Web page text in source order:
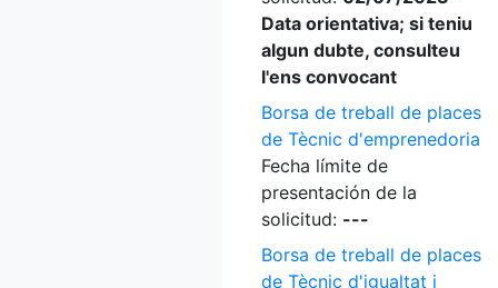
Data orientativa; si teniu
algun dubte, consulteu
l'ens convocant
Borsa de treball de places
de Tècnic d'emprenedoria
Fecha límite de
presentación de la
solicitud: ---
Borsa de treball de places
de Tècnic d'igualtat i